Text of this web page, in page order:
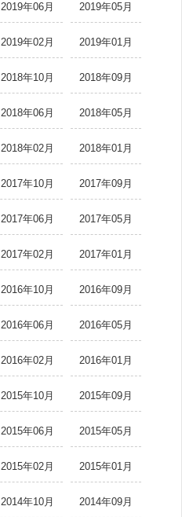
2019年06月 2019年05月
2019年02月 2019年01月
2018年10月 2018年09月
2018年06月 2018年05月
2018年02月 2018年01月
2017年10月 2017年09月
2017年06月 2017年05月
2017年02月 2017年01月
2016年10月 2016年09月
2016年06月 2016年05月
2016年02月 2016年01月
2015年10月 2015年09月
2015年06月 2015年05月
2015年02月 2015年01月
2014年10月 2014年09月